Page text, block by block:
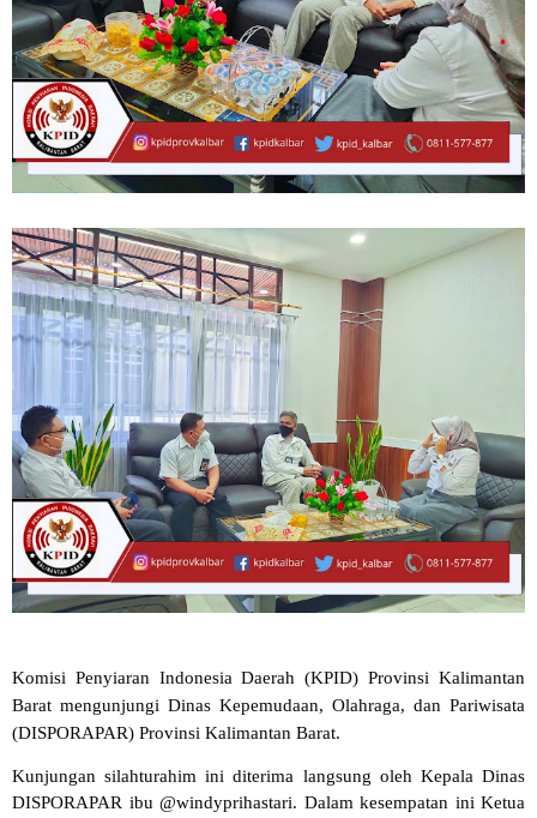
Komisi Penyiaran Indonesia Daerah (KPID) Provinsi Kalimantan
Barat mengunjungi Dinas Kepemudaan, Olahraga, dan Pariwisata
(DISPORAPAR) Provinsi Kalimantan Barat.
Kunjungan silahturahim ini diterima langsung oleh Kepala Dinas
DISPORAPAR ibu @windyprihastari. Dalam kesempatan ini Ketua